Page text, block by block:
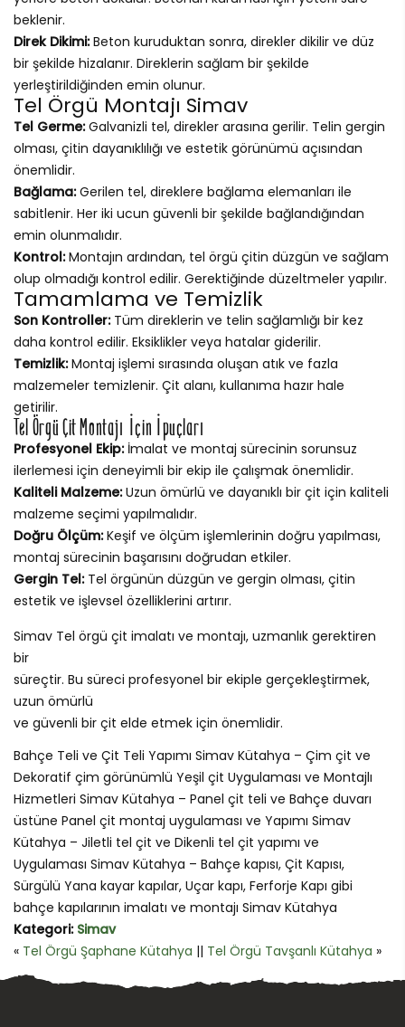
beklenir.
Direk Dikimi:Beton kuruduktan sonra, direkler dikilir ve düz
bir şekilde hizalanır. Direklerin sağlam bir şekilde
yerleştirildiğinden emin olunur.
Tel Örgü Montajı Simav
Tel Germe:Galvanizli tel, direkler arasına gerilir. Telin gergin
olması, çitin dayanıklılığı ve estetik görünümü açısından
önemlidir.
Bağlama:Gerilen tel, direklere bağlama elemanları ile
sabitlenir. Her iki ucun güvenli bir şekilde bağlandığından
emin olunmalıdır.
Kontrol:Montajın ardından, tel örgü çitin düzgün ve sağlam
olup olmadığı kontrol edilir. Gerektiğinde düzeltmeler yapılır.
Tamamlama ve Temizlik
Son Kontroller:Tüm direklerin ve telin sağlamlığı bir kez
daha kontrol edilir. Eksiklikler veya hatalar giderilir.
Temizlik:Montaj işlemi sırasında oluşan atık ve fazla
malzemeler temizlenir. Çit alanı, kullanıma hazır hale
getirilir.
Tel Örgü Çit Montajı İçin İpuçları
Profesyonel Ekip:İmalat ve montaj sürecinin sorunsuz
ilerlemesi için deneyimli bir ekip ile çalışmak önemlidir.
Kaliteli Malzeme:Uzun ömürlü ve dayanıklı bir çit için kaliteli
malzeme seçimi yapılmalıdır.
Doğru Ölçüm:Keşif ve ölçüm işlemlerinin doğru yapılması,
montaj sürecinin başarısını doğrudan etkiler.
Gergin Tel:Tel örgünün düzgün ve gergin olması, çitin
estetik ve işlevsel özelliklerini artırır.
Simav Tel örgü çit imalatı ve montajı, uzmanlık gerektiren
bir
süreçtir. Bu süreci profesyonel bir ekiple gerçekleştirmek,
uzun ömürlü
ve güvenli bir çit elde etmek için önemlidir.
Bahçe Teli ve Çit Teli Yapımı Simav Kütahya – Çim çit ve
Dekoratif çim görünümlü Yeşil çit Uygulaması ve Montajlı
Hizmetleri Simav Kütahya – Panel çit teli ve Bahçe duvarı
üstüne Panel çit montaj uygulaması ve Yapımı Simav
Kütahya – Jiletli tel çit ve Dikenli tel çit yapımı ve
Uygulaması Simav Kütahya – Bahçe kapısı, Çit Kapısı,
Sürgülü Yana kayar kapılar, Uçar kapı, Ferforje Kapı gibi
bahçe kapılarının imalatı ve montajı Simav Kütahya
Kategori: Simav
« Tel Örgü Şaphane Kütahya || Tel Örgü Tavşanlı Kütahya »